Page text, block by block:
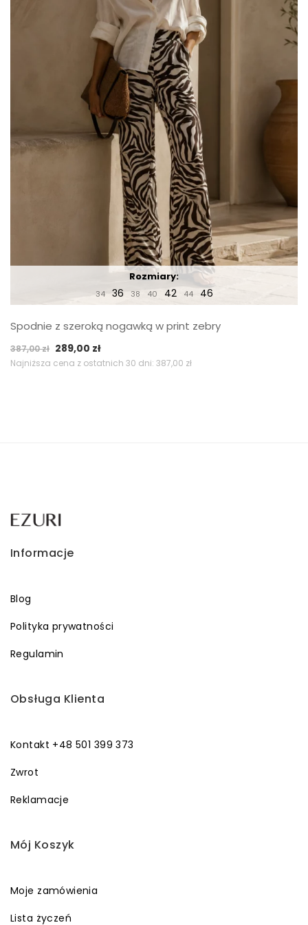
Rozmiary:
34 36 38 40 42 44 46
Spodnie z szeroką nogawką w print zebry
387,00zł Pierwotna
cena
289,00 złAktualna
cena
Najniższa cena z ostatnich 30 dni: 387,00 zł
Informacje
Blog
Polityka prywatności
Regulamin
Obsługa Klienta
Kontakt +48 501 399 373
Zwrot
Reklamacje
Mój Koszyk
Moje zamówienia
Lista życzeń